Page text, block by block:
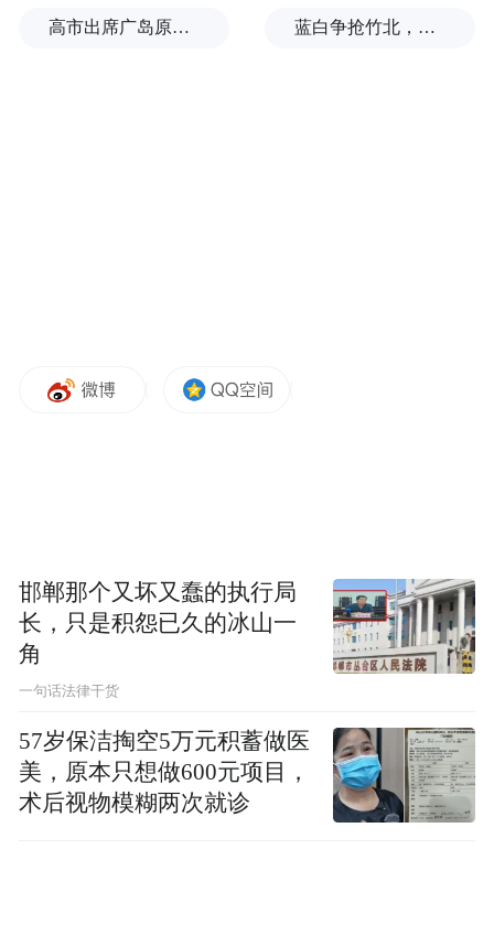
高市出席广岛原子弹轰炸纪念仪式，核立场模糊耐人寻味 蓝白争抢竹北，整合卡关！黄国昌：相信郑丽文会守诺
邯郸那个又坏又蠢的执行局
长，只是积怨已久的冰山一
角
一句话法律干货
57岁保洁掏空5万元积蓄做医
美，原本只想做600元项目，
术后视物模糊两次就诊